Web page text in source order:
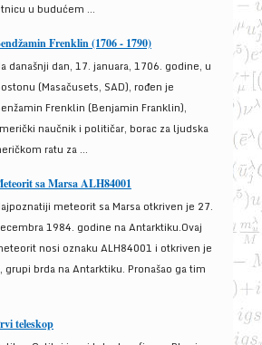
u budućem ...
Frenklin (1706 - 1790)
današnji dan, 17. januara, 1706. godine, u
(Masačusets, SAD), rođen je
Frenklin (Benjamin Franklin),
naučnik i političar, borac za ljudska
ratu za ...
sa Marsa ALH84001
meteorit sa Marsa otkriven je 27.
1984. godine na Antarktiku.Ovaj
nosi oznaku ALH84001 i otkriven je
brda na Antarktiku. Pronašao ga tim
teleskop